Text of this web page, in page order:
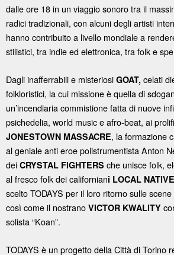
dalle ore 18 in un viaggio sonoro tra il
radici tradizionali, con alcuni degli artisti
hanno contribuito a livello mondiale a
stilistici, tra indie ed elettronica, tra folk e
Dagli inafferrabili e misteriosi GOAT, celati
folkloristici, la cui missione è quella di
un’incendiaria commistione fatta di nuove
psichedelia, world music e afro-beat, ai
JONESTOWN MASSACRE, la formazione
al geniale anti eroe polistrumentista Anton
dei CRYSTAL FIGHTERS che unisce folk,
al fresco folk dei californiani LOCAL
scelto TODAYS per il loro ritorno sulle
così come il nostrano VICTOR KWALITY
solista “Koan”.
TODAYS è un progetto della Città di Torino